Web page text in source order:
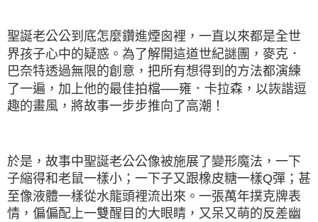
聖誕老公公到底怎麼鑽進煙囪裡，一直以來都是全世
界孩子心中的疑惑。為了解開這道世紀謎團，麥克．
巴奈特透過無限的創意，把所有想得到的方法都演練
了一遍，加上他的最佳拍檔──雍．卡拉森，以詼諧逗
趣的畫風，將故事一步步推向了高潮！
於是，故事中聖誕老公公像被施展了變形魔法，一下
子縮得和老鼠一樣小；一下子又跟橡皮糖一樣Q彈；甚
至像液體一樣從水龍頭裡流出來。一張萬年撲克牌表
情，偏偏配上一雙醒目的大眼睛，又呆又萌的反差幽